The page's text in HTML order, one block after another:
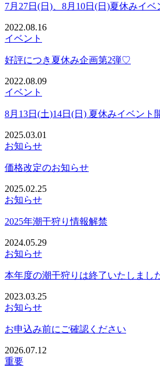
7月27日(日)、8月10日(日)夏休みイベ
2022.08.16
イベント
好評につき夏休み企画第2弾♡
2022.08.09
イベント
8月13日(土)14日(日) 夏休みイベント
2025.03.01
お知らせ
価格改定のお知らせ
2025.02.25
お知らせ
2025年潮干狩り情報解禁
2024.05.29
お知らせ
本年度の潮干狩りは終了いたしまし
2023.03.25
お知らせ
お申込み前にご確認ください
2026.07.12
重要